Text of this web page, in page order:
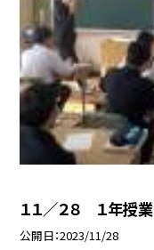
１１／２８ １年授業
公開日 2023/11/28